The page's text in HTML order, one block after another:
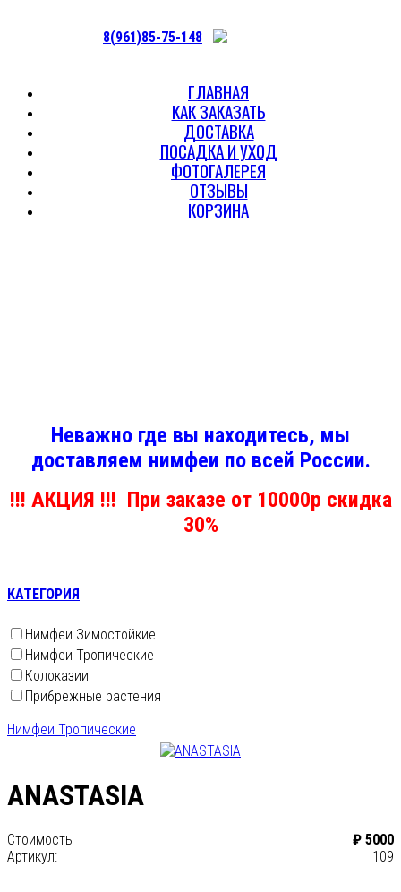
8(961)85-75-148
ГЛАВНАЯ
КАК ЗАКАЗАТЬ
ДОСТАВКА
ПОСАДКА И УХОД
ФОТОГАЛЕРЕЯ
ОТЗЫВЫ
КОРЗИНА
Неважно где вы находитесь, мы
доставляем нимфеи по всей России.
!!! АКЦИЯ !!! При заказе от 10000р скидка
30%
КАТЕГОРИЯ
Нимфеи Зимостойкие
Нимфеи Тропические
Колоказии
Прибрежные растения
Нимфеи Тропические
ANASTASIA
Стоимость
₽ 5000
Артикул:
109